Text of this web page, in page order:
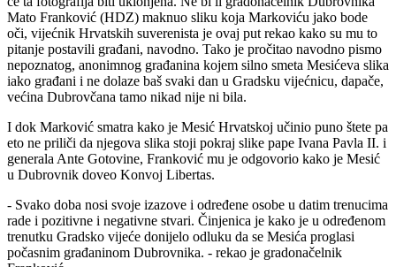
Mato Franković (HDZ) maknuo sliku koja Markoviću jako bode
oči, vijećnik Hrvatskih suverenista je ovaj put rekao kako su mu to
pitanje postavili građani, navodno. Tako je pročitao navodno pismo
nepoznatog, anonimnog građanina kojem silno smeta Mesićeva slika
iako građani i ne dolaze baš svaki dan u Gradsku vijećnicu, dapače,
većina Dubrovčana tamo nikad nije ni bila.
I dok Marković smatra kako je Mesić Hrvatskoj učinio puno štete pa
eto ne priliči da njegova slika stoji pokraj slike pape Ivana Pavla II. i
generala Ante Gotovine, Franković mu je odgovorio kako je Mesić
u Dubrovnik doveo Konvoj Libertas.
- Svako doba nosi svoje izazove i određene osobe u datim trenucima
rade i pozitivne i negativne stvari. Činjenica je kako je u određenom
trenutku Gradsko vijeće donijelo odluku da se Mesića proglasi
počasnim građaninom Dubrovnika. - rekao je gradonačelnik